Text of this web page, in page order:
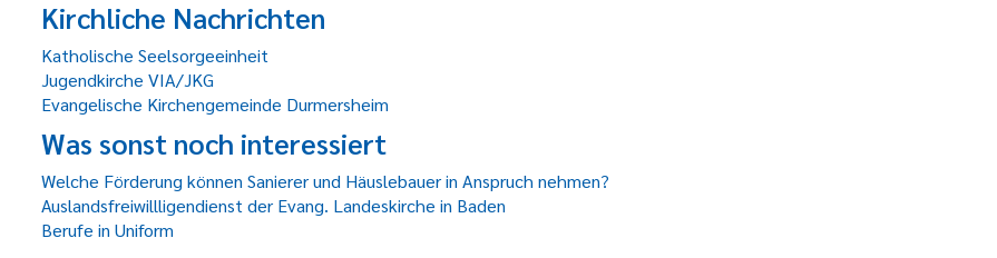
Kirchliche Nachrichten
Katholische Seelsorgeeinheit
Jugendkirche VIA/JKG
Evangelische Kirchengemeinde Durmersheim
Was sonst noch interessiert
Welche Förderung können Sanierer und Häuslebauer in Anspruch nehmen?
Auslandsfreiwillligendienst der Evang. Landeskirche in Baden
Berufe in Uniform